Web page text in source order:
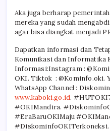
Aka juga berharap
mereka yang sudah
agar bisa diangkat menjadi
Dapatkan informasi dan
Komunikasi dan Informatika
Informasi:Instagram :
OKI. Tiktok : @Kominfo.oki.
WhatsApp Channel :
www.kaboki.go.id.
#OKIMandira.
#EraBaruOKIMaju
#DiskominfoOKITerkoneksi.